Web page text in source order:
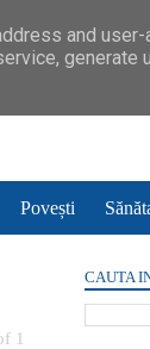
Povești
1
CAUTA
and user-
generate